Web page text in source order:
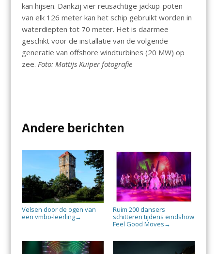
kan hijsen. Dankzij vier reusachtige jackup-poten
van elk 126 meter kan het schip gebruikt worden in
waterdiepten tot 70 meter. Het is daarmee
geschikt voor de installatie van de volgende
generatie van offshore windturbines (20 MW) op
zee. Foto: Mattijs Kuiper fotografie
Andere berichten
Velsen door de ogen van
een vmbo-leerling→
Ruim 200 dansers
schitteren tijdens eindshow
Feel Good Moves →